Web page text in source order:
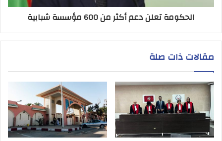
الحكومة تعلن دعم أكثر من 600 مؤسسة شبابية
مقالات ذات صلة